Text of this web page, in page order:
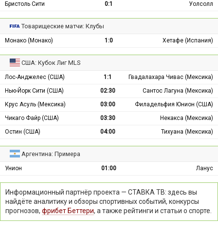
Бристоль Сити 0:1 Уолсолл
Товарищеские матчи: Клубы
Монако (Монако) 1:0 Хетафе (Испания)
США: Кубок Лиг MLS
Лос-Анджелес (США) 1:1
Гвадалахара Чивас (Мексика)
Нью-Йорк Сити (США)
02:30
Сантос Лагуна (Мексика)
Крус Асуль (Мексика)
03:00
Филадельфия Юнион (США)
Чикаго Файр (США)
03:30
Некакса (Мексика)
Остин (США)
04:00 Тихуана (Мексика)
Аргентина: Примера
Унион 01:00 Ланус
Информационный партнёр проекта — СТАВКА ТВ: здесь вы
найдёте аналитику и обзоры спортивных событий, конкурсы
прогнозов, фрибет Беттери, а также рейтинги и статьи о спорте.